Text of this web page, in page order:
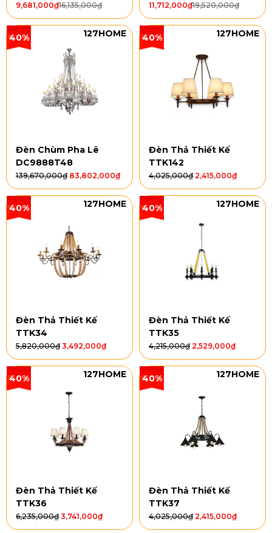
16,135,000₫
9,681,000₫
19,520,000₫
11,712,000₫
40% 127HOME
Đèn Chùm Pha Lê
DC9888T48
139,670,000₫ 83,802,000₫
40% 127HOME
Đèn Thả Thiết Kế
TTK142
4,025,000₫ 2,415,000₫
40% 127HOME
Đèn Thả Thiết Kế
TTK34
5,820,000₫ 3,492,000₫
40% 127HOME
Đèn Thả Thiết Kế
TTK35
4,215,000₫ 2,529,000₫
40% 127HOME
Đèn Thả Thiết Kế
TTK36
6,235,000₫ 3,741,000₫
40% 127HOME
Đèn Thả Thiết Kế
TTK37
4,025,000₫ 2,415,000₫